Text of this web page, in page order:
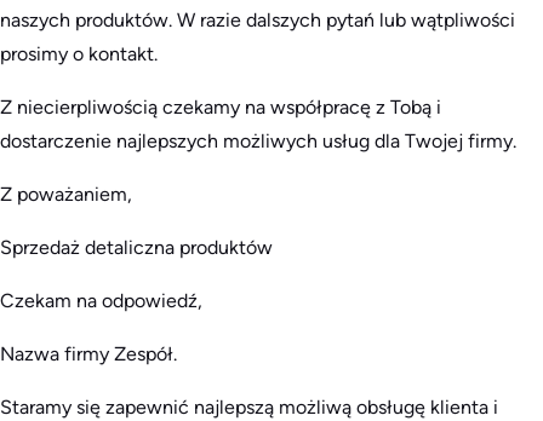
naszych produktów. W razie dalszych pytań lub wątpliwości
prosimy o kontakt.
Z niecierpliwością czekamy na współpracę z Tobą i
dostarczenie najlepszych możliwych usług dla Twojej firmy.
Z poważaniem,
Sprzedaż detaliczna produktów
Czekam na odpowiedź,
Nazwa firmy Zespół.
Staramy się zapewnić najlepszą możliwą obsługę klienta i